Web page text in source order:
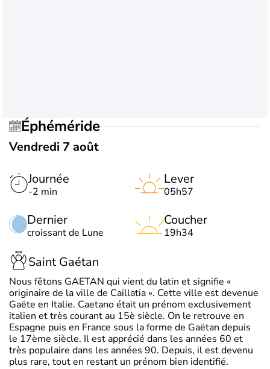
Éphéméride
Vendredi 7 août
Journée
-2 min
Dernier
croissant de Lune
Lever
05h57
Coucher
19h34
Saint Gaétan
Nous fêtons GAETAN qui vient du latin et signifie «
originaire de la ville de Caillatia ». Cette ville est devenue
Gaëte en Italie. Caetano était un prénom exclusivement
italien et très courant au 15è siècle. On le retrouve en
Espagne puis en France sous la forme de Gaëtan depuis
le 17ème siècle. Il est apprécié dans les années 60 et
très populaire dans les années 90. Depuis, il est devenu
plus rare, tout en restant un prénom bien identifié.